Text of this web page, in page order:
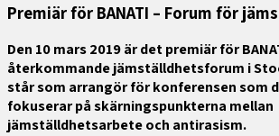
​Premiär för BANATI – Forum för
Den 10 mars 2019 är det premiär för
återkommande jämställdhetsforum i
står som arrangör för konferensen som
fokuserar på skärningspunkterna mellan
jämställdhetsarbete och antirasism.